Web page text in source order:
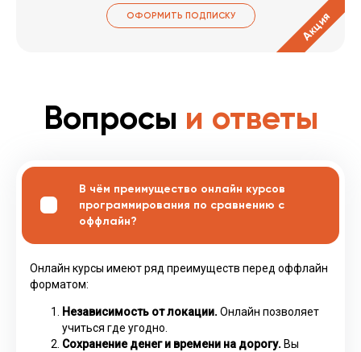
ОФОРМИТЬ ПОДПИСКУ Акция
Вопросы и ответы
В чём преимущество онлайн курсов
программирования по сравнению с
оффлайн?
Онлайн курсы имеют ряд преимуществ перед оффлайн
форматом:
Независимость от локации. Онлайн позволяет
учиться где угодно.
Сохранение денег и времени на дорогу. Вы